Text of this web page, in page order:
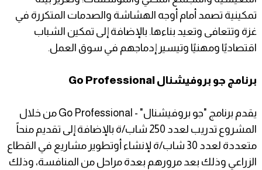
تمكينية تصمد أمام أوجه الهشاشة والصدمات المتكررة في
غزة وتتعافى وتعيد بناءها. بالإضافة إلى تمكين الشباب
اقتصاديًا ومهنيًا وتيسير إدماجهم في سوق العمل.
برنامج جو بروفيشنال Go Professional
يقدم برنامج "جو بروفيشنال" - Go Professional من خلال
المشروع تدريب لعدد 250 شاب/ة بالإضافة إلى تقديم منحاً
متعددة لعدد 30 شاب/ة لإنشاء أوتطوير مشاريع في القطاع
الزراعي وذلك بعد مرورهم بعدة مراحل من المنافسة، وذلك